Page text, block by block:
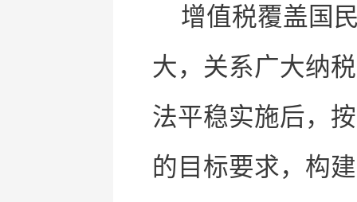
增值税覆盖国
大，关系广大纳
法平稳实施后，
的目标要求，构